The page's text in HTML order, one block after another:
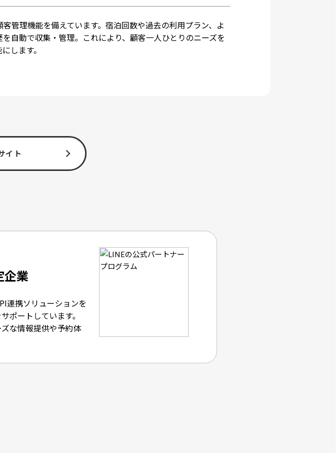
管理機能を備えています。宿泊回数や過去の利用プラン、よ
自動で収集・管理。これにより、顧客一人ひとりのニーズを
します。
イト
企業
連携ソリューションを
ポートしています。
な情報提供や予約体